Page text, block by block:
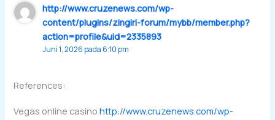
http://www.cruzenews.com/wp-
content/plugins/zingiri-forum/mybb/member.php?
action=profile&uid=2335893
Juni 1, 2026 pada 6:10 pm
References:
Vegas online casinohttp://www.cruzenews.com/wp-